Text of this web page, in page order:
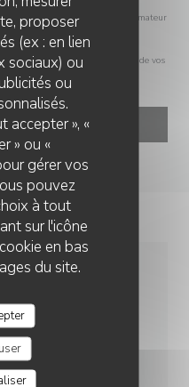
proposer
(ex : en lien
sociaux) ou
ou
accepter », «
» ou «
gérer vos
pouvez
à tout
sur l'icône
en bas
du site.
il est rappelé que le consommateur
au démarchage
d'informations sur le traitement de vos
.